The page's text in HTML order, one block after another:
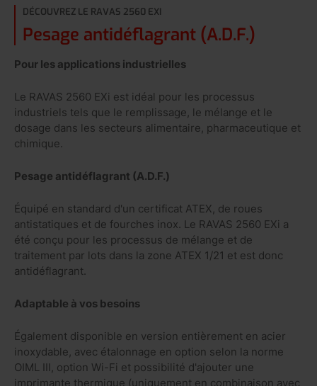
DÉCOUVREZ LE RAVAS 2560 EXI
Pesage antidéflagrant (A.D.F.)
Pour les applications industrielles
Le RAVAS 2560 EXi est idéal pour les processus
industriels tels que le remplissage, le mélange et le
dosage dans les secteurs alimentaire, pharmaceutique et
chimique.
Pesage antidéflagrant (A.D.F.)
Équipé en standard d'un certificat ATEX, de roues
antistatiques et de fourches inox. Le RAVAS 2560 EXi a
été conçu pour les processus de mélange et de
traitement par lots dans la zone ATEX 1/21 et est donc
antidéflagrant.
Adaptable à vos besoins
Également disponible en version entièrement en acier
inoxydable, avec étalonnage en option selon la norme
OIML III, option Wi-Fi et possibilité d'ajouter une
imprimante thermique (uniquement en combinaison avec